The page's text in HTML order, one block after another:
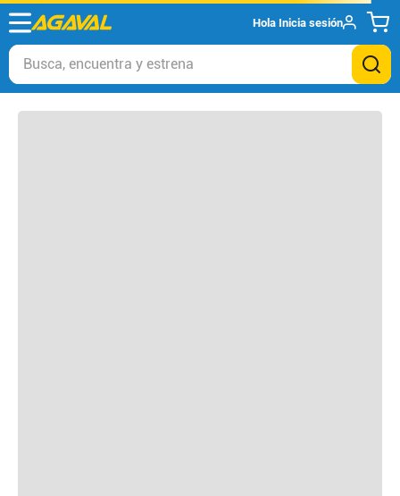
Hola Inicia sesión
Busca, encuentra y estrena
Otros clientes compraron